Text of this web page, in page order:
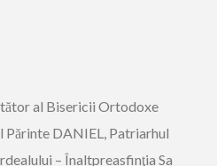
al Bisericii Ortodoxe
Părinte DANIEL, Patriarhul
– Înaltpreasfinţia Sa